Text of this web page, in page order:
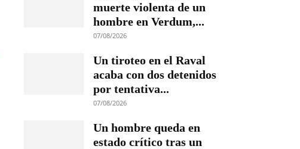
muerte violenta de un
hombre en Verdum,...
07/08/2026
Un tiroteo en el Raval
acaba con dos detenidos
por tentativa...
07/08/2026
Un hombre queda en
estado crítico tras un